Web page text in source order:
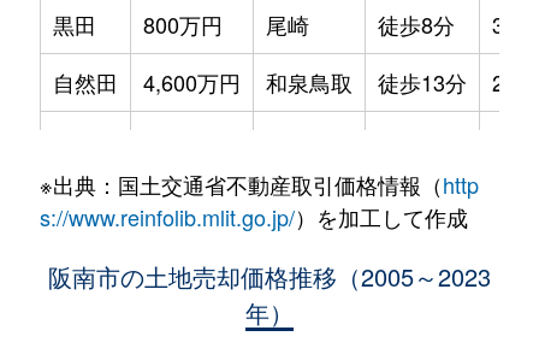
黒田
800万円 尾崎 徒歩8分
自然田
4,600万円 和泉鳥取 徒歩13分
自然田
800万円 尾崎 徒歩26分
尾崎
※出典：国土交通省不動産取引価格情報（http
s://www.reinfolib.mlit.go.jp/）を加工して作成
阪南市の土地売却価格推移（2005～2023
年）